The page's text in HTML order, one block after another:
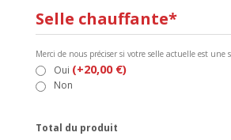
Selle chauffante*
Merci de nous préciser si votre selle actuelle est une
Oui (+20,00 €)
Non
Total du produit